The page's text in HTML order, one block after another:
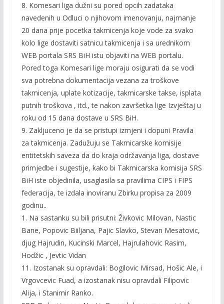
8. Komesari liga dužni su pored opcih zadataka
navedenih u Odluci o njihovom imenovanju, najmanje
20 dana prije pocetka takmicenja koje vode za svako
kolo lige dostaviti satnicu takmicenja i sa urednikom
WEB portala SRS BiH istu objaviti na WEB portalu.
Pored toga Komesari lige moraju osigurati da se vodi
sva potrebna dokumentacija vezana za troškove
takmicenja, uplate kotizacije, takmicarske takse, isplata
putnih troškova , itd., te nakon završetka lige Izvještaj u
roku od 15 dana dostave u SRS BiH.
9. Zakljuceno je da se pristupi izmjeni i dopuni Pravila
za takmicenja. Zadužuju se Takmicarske komisije
entitetskih saveza da do kraja održavanja liga, dostave
primjedbe i sugestije, kako bi Takmicarska komisija SRS
BiH iste objedinila, usaglasila sa pravilima CIPS i FIPS
federacija, te izdala inoviranu Zbirku propisa za 2009
godinu..
1. Na sastanku su bili prisutni: Živkovic Milovan, Nastic
Bane, Popovic Biiljana, Pajic Slavko, Stevan Mesatovic,
djug Hajrudin, Kucinski Marcel, Hajrulahovic Rasim,
Hodžic , Jevtic Vidan
11. Izostanak su opravdali: Bogilovic Mirsad, Hošic Ale, i
Vrgovcevic Fuad, a izostanak nisu opravdali Filipovic
Alija, i Stanimir Ranko.